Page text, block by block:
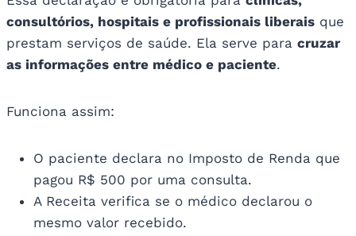
consultórios, hospitais e profissionais liberais que
prestam serviços de saúde. Ela serve para cruzar
as informações entre médico e paciente.
Funciona assim:
O paciente declara no Imposto de Renda que
pagou R$ 500 por uma consulta.
A Receita verifica se o médico declarou o
mesmo valor recebido.